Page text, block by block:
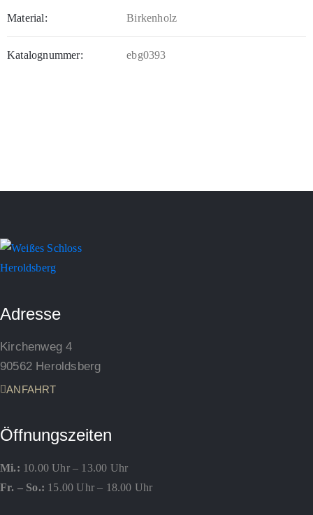
Material: Birkenholz
Katalognummer: ebg0393
Adresse
Kirchenweg 4
90562 Heroldsberg
ANFAHRT
Öffnungszeiten
Mi.: 10.00 Uhr – 13.00 Uhr
Fr. – So.: 15.00 Uhr – 18.00 Uhr